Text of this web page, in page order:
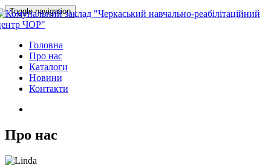
Toggle navigation
Головна
Про нас
Каталоги
Новини
Контакти
Про нас